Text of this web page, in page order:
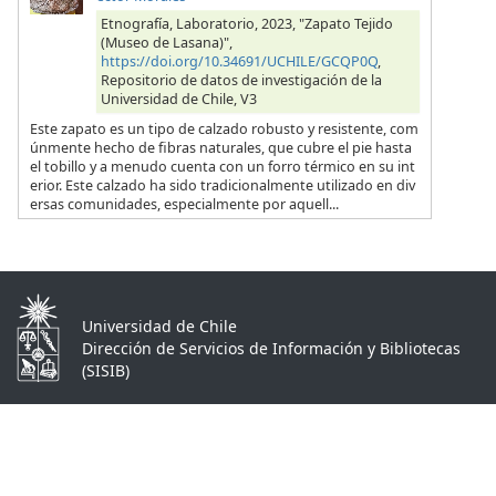
Etnografía, Laboratorio, 2023, "Zapato Tejido
(Museo de Lasana)",
https://doi.org/10.34691/UCHILE/GCQP0Q,
Repositorio de datos de investigación de la
Universidad de Chile, V3
Este zapato es un tipo de calzado robusto y resistente, com
únmente hecho de fibras naturales, que cubre el pie hasta
el tobillo y a menudo cuenta con un forro térmico en su int
erior. Este calzado ha sido tradicionalmente utilizado en div
ersas comunidades, especialmente por aquell...
Universidad de Chile
Dirección de Servicios de Información y Bibliotecas
(SISIB)